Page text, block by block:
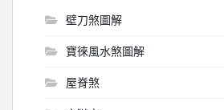
壁刀煞圖解
寶徠風水煞圖解
屋脊煞